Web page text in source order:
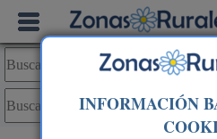
INFORMACIÓN